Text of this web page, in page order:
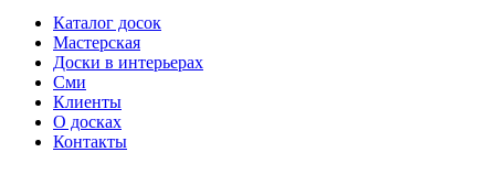
Каталог досок
Мастерская
Доски в интерьерах
Сми
Клиенты
О досках
Контакты